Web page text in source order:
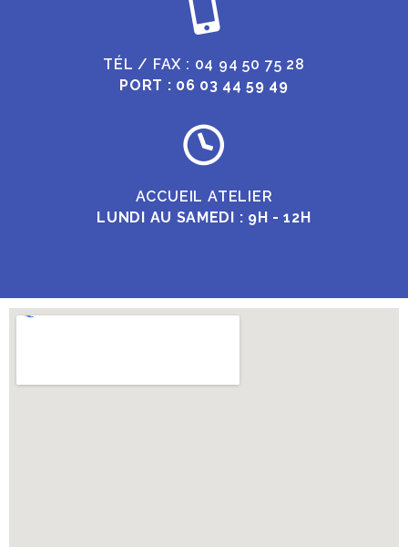
TÉL / FAX : 04 94 50 75 28
PORT : 06 03 44 59 49
ACCUEIL ATELIER
LUNDI AU SAMEDI : 9H - 12H